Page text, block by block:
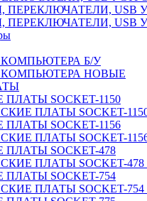
ПЕРЕКЛЮЧАТЕЛИ, USB
ПЕРЕКЛЮЧАТЕЛИ, USB
Б/У
НОВЫЕ
SOCKET-1150
ПЛАТЫ SOCKET-
SOCKET-1156
ПЛАТЫ SOCKET-
SOCKET-478
ПЛАТЫ SOCKET-478
SOCKET-754
ПЛАТЫ SOCKET-754